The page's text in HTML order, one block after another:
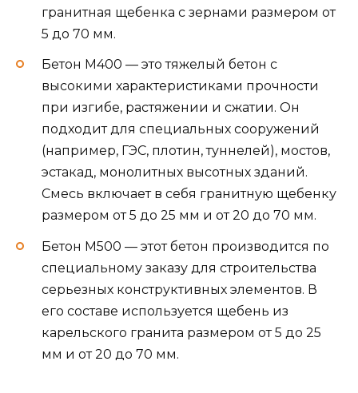
гранитная щебенка с зернами размером от
5 до 70 мм.
Бетон М400 — это тяжелый бетон с
высокими характеристиками прочности
при изгибе, растяжении и сжатии. Он
подходит для специальных сооружений
(например, ГЭС, плотин, туннелей), мостов,
эстакад, монолитных высотных зданий.
Смесь включает в себя гранитную щебенку
размером от 5 до 25 мм и от 20 до 70 мм.
Бетон М500 — этот бетон производится по
специальному заказу для строительства
серьезных конструктивных элементов. В
его составе используется щебень из
карельского гранита размером от 5 до 25
мм и от 20 до 70 мм.